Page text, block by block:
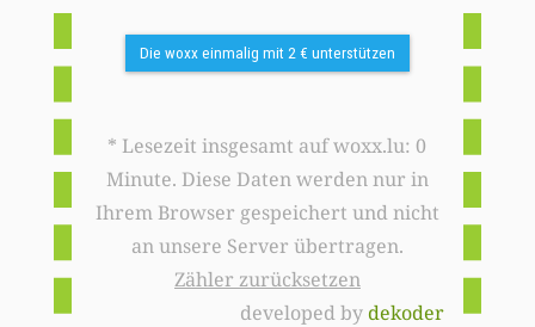
Die woxx einmalig mit 2 € unterstützen
* Lesezeit insgesamt auf woxx.lu: 0
Minute. Diese Daten werden nur in
Ihrem Browser gespeichert und nicht
an unsere Server übertragen.
Zähler zurücksetzen
developed bydekoder